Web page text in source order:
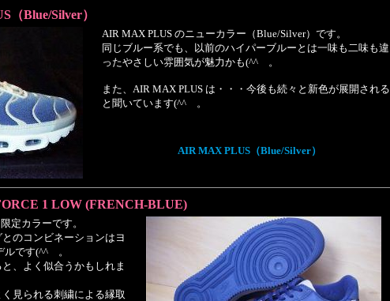
（Blue/Silver）
AIR MAX PLUS のニューカラー（Blue/Silver）です。
同じブルー系でも、以前のハイパーブルーとは一味も二味も違
ったやさしい雰囲気が魅力かも(^^ゞ。
また、AIR MAX PLUS は・・・今後も続々と新色が展開される
と聞いています(^^ゞ。
AIR MAX PLUS（Blue/Silver）
1 LOW (FRENCH-BLUE)
定カラーです。
のコンビネーションはヨ
です(^^ゞ。
、よく似合うかもしれま
見られる刺繍による縁取